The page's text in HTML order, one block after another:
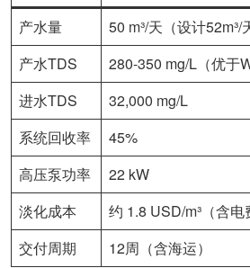
产水量
50 m³/天（设计52m³/
产水TDS
280-350 mg/L（优于
进水TDS
32,000 mg/L
系统回收率
45%
高压泵功率
22 kW
淡化成本
约 1.8 USD/m³（含电
交付周期
12周（含海运）